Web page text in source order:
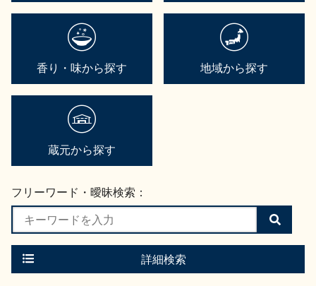
香り・味から探す 地域から探す
蔵元から探す
フリーワード・曖昧検索：
検
索
す
詳細検索